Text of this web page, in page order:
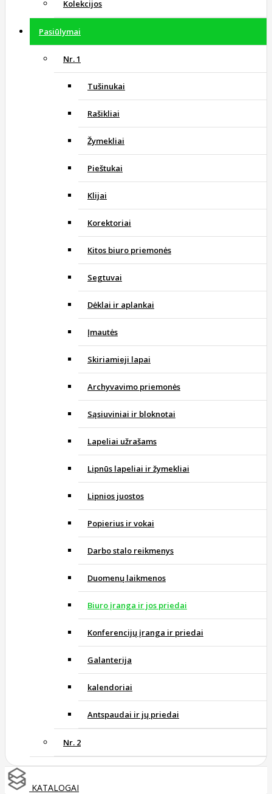
Kolekcijos
Pasiūlymai
Nr. 1
Tušinukai
Rašikliai
Žymekliai
Pieštukai
Klijai
Korektoriai
Kitos biuro priemonės
Segtuvai
Dėklai ir aplankai
Įmautės
Skiriamieji lapai
Archyvavimo priemonės
Sąsiuviniai ir bloknotai
Lapeliai užrašams
Lipnūs lapeliai ir žymekliai
Lipnios juostos
Popierius ir vokai
Darbo stalo reikmenys
Duomenų laikmenos
Biuro įranga ir jos priedai
Konferencijų įranga ir priedai
Galanterija
kalendoriai
Antspaudai ir jų priedai
Nr. 2
KATALOGAI